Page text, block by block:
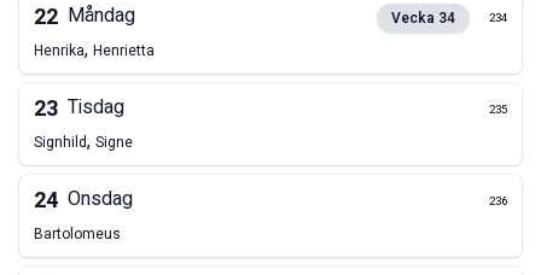
22 Måndag Vecka 34 234
Henrika, Henrietta
23 Tisdag 235
Signhild, Signe
24 Onsdag 236
Bartolomeus